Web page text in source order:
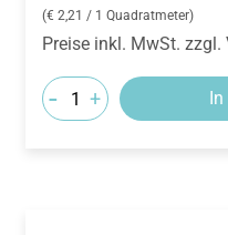
(€ 2,21 / 1 Quadratmeter)
Preise inkl. MwSt. zzgl.
- +